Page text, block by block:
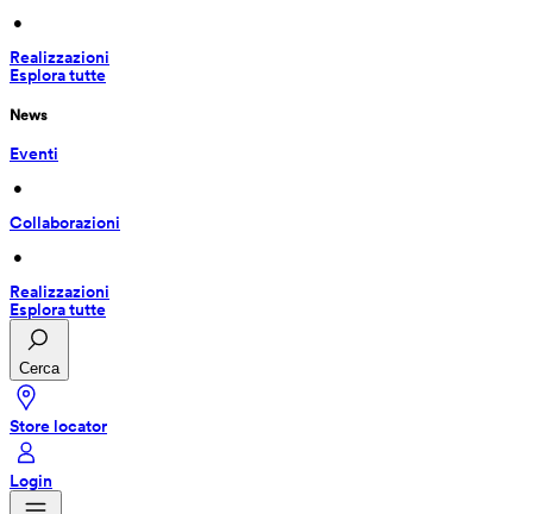
•
Realizzazioni
Esplora tutte
News
Eventi
•
Collaborazioni
•
Realizzazioni
Esplora tutte
Cerca
Store locator
Login